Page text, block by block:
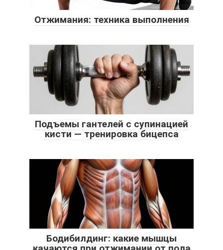
Отжимания: техника выполнения
Подъемы гантелей с супинацией
кисти — тренировка бицепса
Бодибилдинг: какие мышцы